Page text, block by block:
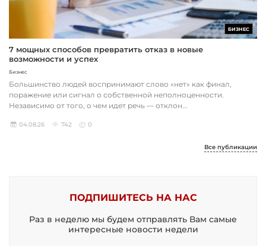
БИЗНЕС
7 мощных способов превратить отказ в новые
возможности и успех
Бизнес
Большинство людей воспринимают слово «нет» как финал,
поражение или сигнал о собственной неполноценности.
Независимо от того, о чем идет речь — отклон...
04.08.26 742 0
Все публикации
ПОДПИШИТЕСЬ НА НАС
Раз в неделю мы будем отправлять Вам самые
интересные новости недели